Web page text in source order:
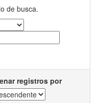
de busca.
registros por